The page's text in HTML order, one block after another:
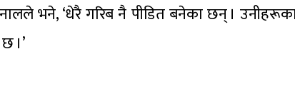
भने, ‘धेरै गरिब नै पीडित बनेका छन् ।
।’